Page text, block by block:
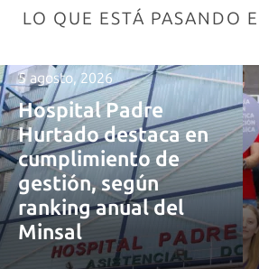
LO QUE ESTÁ PASANDO
5 agosto, 2026
Hospital Padre
Hurtado destaca en
cumplimiento de
gestión, según
ranking anual del
Minsal